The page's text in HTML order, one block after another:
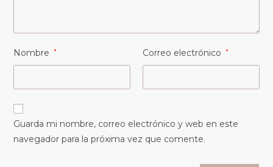
Nombre * Correo electrónico *
Guarda mi nombre, correo electrónico y web en este
navegador para la próxima vez que comente.